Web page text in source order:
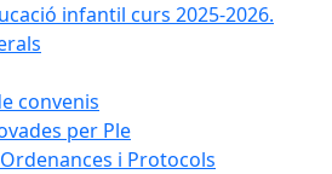
infantil curs 2025-2026.
convenis
per Ple
i Protocols